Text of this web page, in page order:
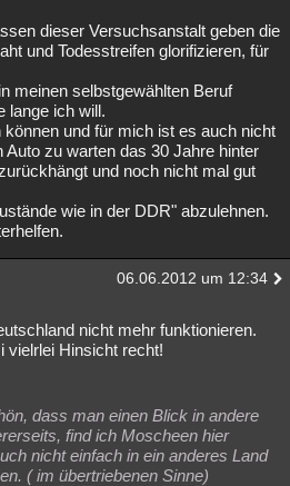
dieser Versuchsanstalt geben die
und Todesstreifen glorifizieren, für
meinen selbstgewählten Beruf
lange ich will.
und für mich ist es auch nicht
zu warten das 30 Jahre hinter
und noch nicht mal gut
wie in der DDR" abzulehnen.
06.06.2012 um 12:34
nicht mehr funktionieren.
vielrlei Hinsicht recht!
dass man einen Blick in andere
find ich Moscheen hier
nicht einfach in ein anderes Land
( im übertriebenen Sinne)